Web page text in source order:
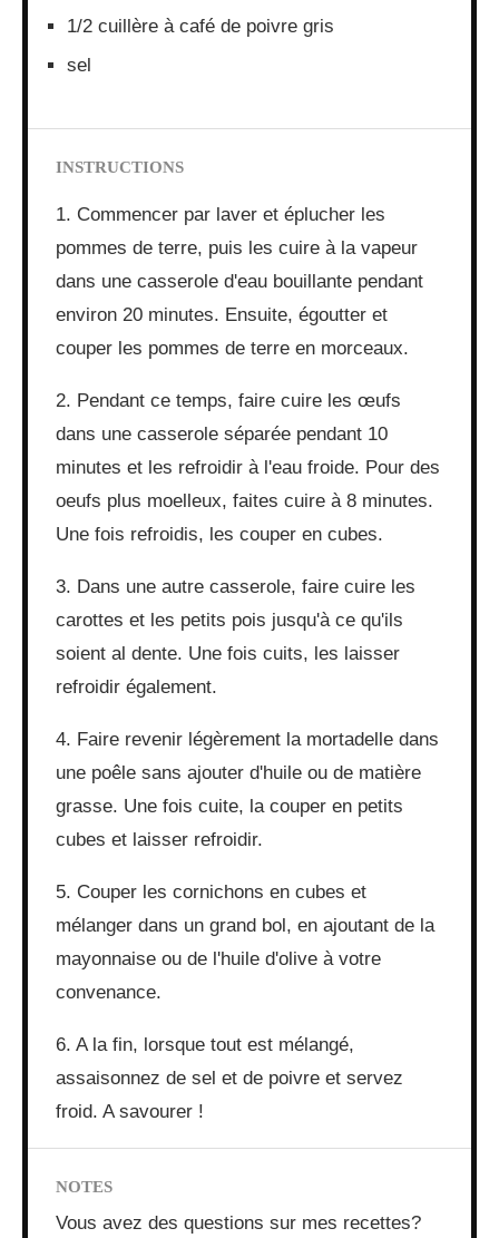
1/2 cuillère à café de poivre gris
sel
INSTRUCTIONS
1. Commencer par laver et éplucher les
pommes de terre, puis les cuire à la vapeur
dans une casserole d'eau bouillante pendant
environ 20 minutes. Ensuite, égoutter et
couper les pommes de terre en morceaux.
2. Pendant ce temps, faire cuire les œufs
dans une casserole séparée pendant 10
minutes et les refroidir à l'eau froide. Pour des
oeufs plus moelleux, faites cuire à 8 minutes.
Une fois refroidis, les couper en cubes.
3. Dans une autre casserole, faire cuire les
carottes et les petits pois jusqu'à ce qu'ils
soient al dente. Une fois cuits, les laisser
refroidir également.
4. Faire revenir légèrement la mortadelle dans
une poêle sans ajouter d'huile ou de matière
grasse. Une fois cuite, la couper en petits
cubes et laisser refroidir.
5. Couper les cornichons en cubes et
mélanger dans un grand bol, en ajoutant de la
mayonnaise ou de l'huile d'olive à votre
convenance.
6. A la fin, lorsque tout est mélangé,
assaisonnez de sel et de poivre et servez
froid. A savourer !
NOTES
Vous avez des questions sur mes recettes?